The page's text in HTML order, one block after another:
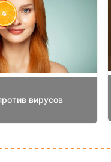
вирусов